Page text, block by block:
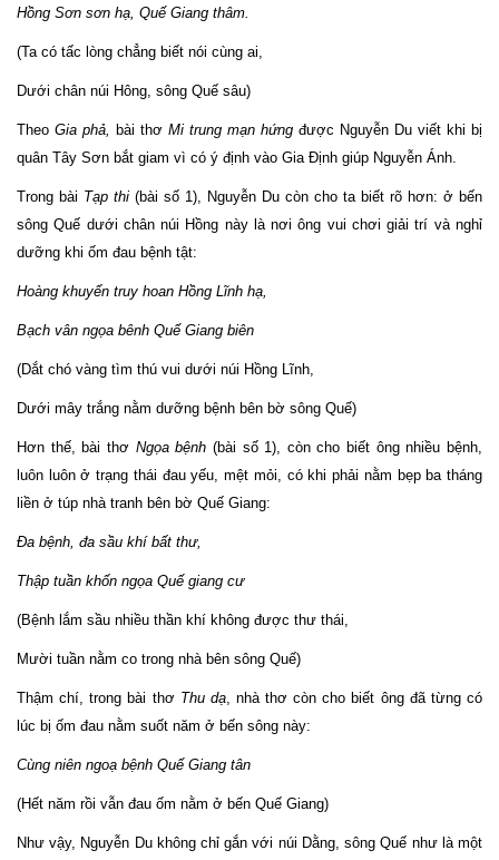
Hồng Sơn sơn hạ, Quế Giang thâm.
(Ta có tấc lòng chẳng biết nói cùng ai,
Dưới chân núi Hông, sông Quế sâu)
Theo Gia phả, bài thơ Mi trung mạn hứng được Nguyễn Du viết khi bị
quân Tây Sơn bắt giam vì có ý định vào Gia Định giúp Nguyễn Ánh.
Trong bài Tạp thi (bài số 1), Nguyễn Du còn cho ta biết rõ hơn: ở bến
sông Quế dưới chân núi Hồng này là nơi ông vui chơi giải trí và nghỉ
dưỡng khi ốm đau bệnh tật:
Hoàng khuyển truy hoan Hồng Lĩnh hạ,
Bạch vân ngọa bênh Quế Giang biên
(Dắt chó vàng tìm thú vui dưới núi Hồng Lĩnh,
Dưới mây trắng nằm dưỡng bệnh bên bờ sông Quế)
Hơn thế, bài thơ Ngọa bệnh (bài số 1), còn cho biết ông nhiều bệnh,
luôn luôn ở trạng thái đau yếu, mệt mỏi, có khi phải nằm bẹp ba tháng
liền ở túp nhà tranh bên bờ Quế Giang:
Đa bệnh, đa sầu khí bất thư,
Thập tuần khốn ngọa Quế giang cư
(Bệnh lắm sầu nhiều thần khí không được thư thái,
Mười tuần nằm co trong nhà bên sông Quế)
Thậm chí, trong bài thơ Thu dạ, nhà thơ còn cho biết ông đã từng có
lúc bị ốm đau nằm suốt năm ở bến sông này:
Cùng niên ngoạ bệnh Quế Giang tân
(Hết năm rồi vẫn đau ốm nằm ở bến Quế Giang)
Như vậy, Nguyễn Du không chỉ gắn với núi Dằng, sông Quế như là một